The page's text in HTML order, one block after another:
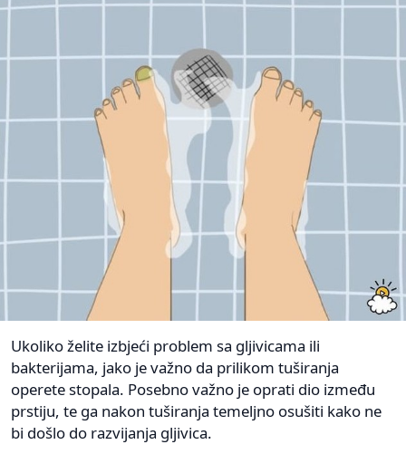
Ukoliko želite izbjeći problem sa gljivicama ili
bakterijama, jako je važno da prilikom tuširanja
operete stopala. Posebno važno je oprati dio između
prstiju, te ga nakon tuširanja temeljno osušiti kako ne
bi došlo do razvijanja gljivica.